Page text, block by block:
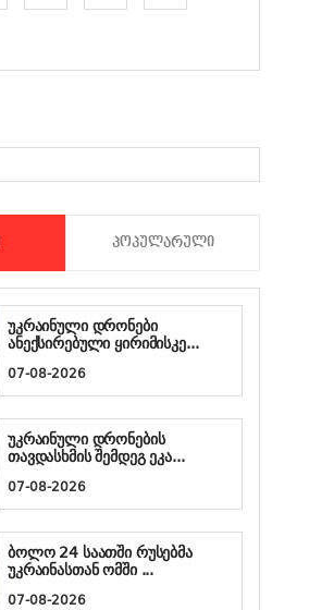
ᲞᲝᲞᲣᲚᲐᲠᲣᲚᲘ
უკრაინული დრონები
ანექსირებული ყირიმისკე...
07-08-2026
უკრაინული დრონების
თავდასხმის შემდეგ ეკა...
07-08-2026
ბოლო 24 საათში რუსებმა
უკრაინასთან ომში ...
07-08-2026